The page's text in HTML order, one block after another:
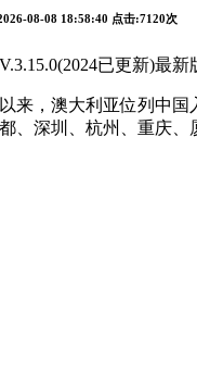
08-08 18:58:40 点击:7120次
已更新)最新
大利亚位列中国入境
、深圳、杭州、重庆